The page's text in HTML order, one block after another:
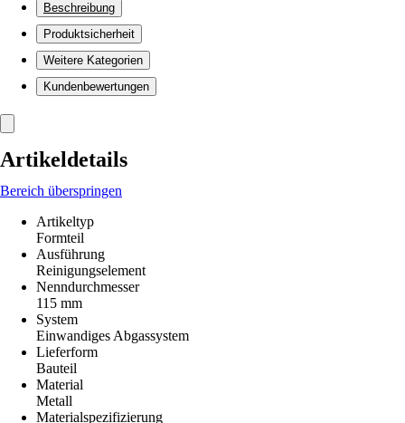
Beschreibung
Produktsicherheit
Weitere Kategorien
Kundenbewertungen
Artikeldetails
Bereich überspringen
Artikeltyp
Formteil
Ausführung
Reinigungselement
Nenndurchmesser
115 mm
System
Einwandiges Abgassystem
Lieferform
Bauteil
Material
Metall
Materialspezifizierung